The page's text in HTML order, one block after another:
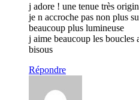
j adore ! une tenue très
je n accroche pas non plus
beaucoup plus lumineuse
j aime beaucoup les boucles
bisous
Répondre